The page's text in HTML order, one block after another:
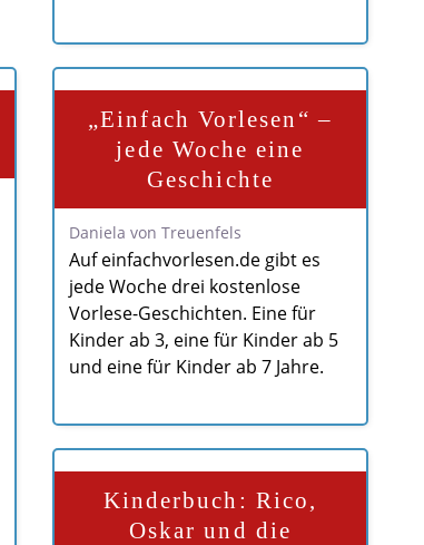
„Einfach Vorlesen“ –
jede Woche eine
Geschichte
Daniela von Treuenfels
Auf einfachvorlesen.de gibt es
jede Woche drei kostenlose
Vorlese-Geschichten. Eine für
Kinder ab 3, eine für Kinder ab 5
und eine für Kinder ab 7 Jahre.
Kinderbuch: Rico,
Oskar und die